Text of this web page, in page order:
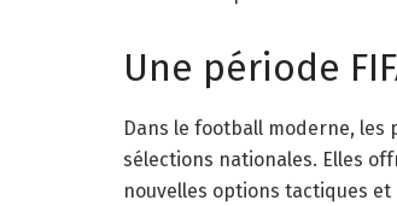
Une période
Dans le football moderne, les
sélections nationales. Elles
nouvelles options tactiques